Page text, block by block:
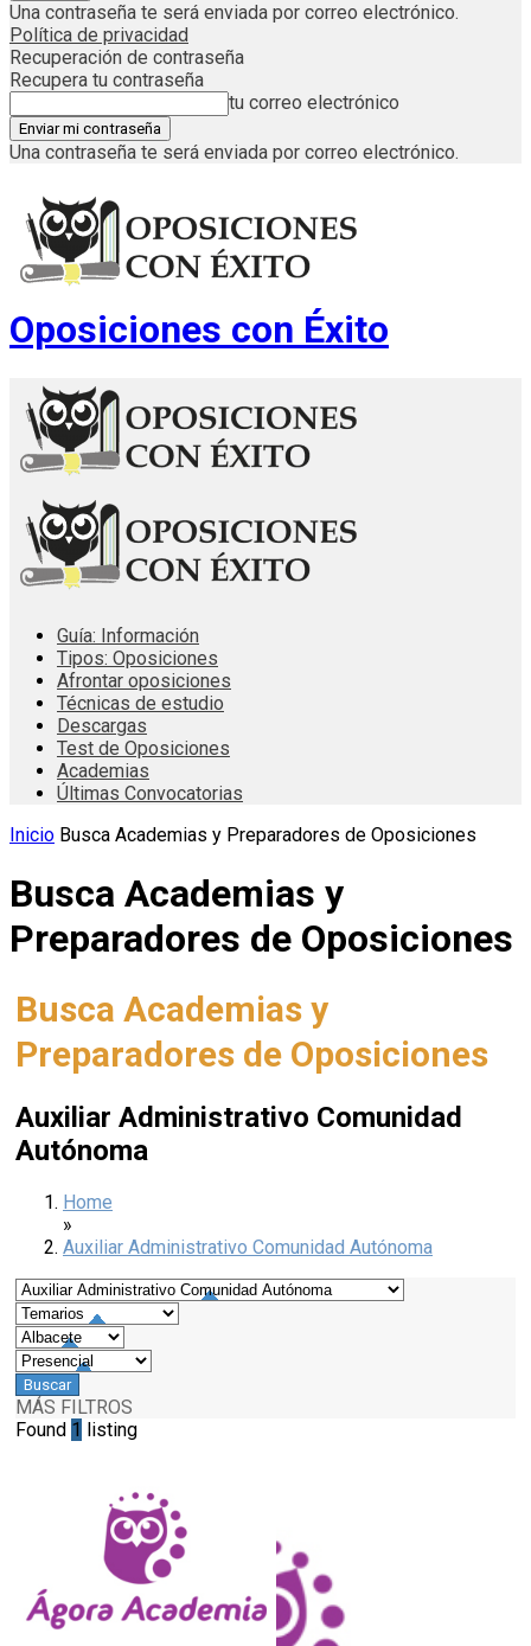
Una contraseña te será enviada por correo electrónico.
Política de privacidad
Recuperación de contraseña
Recupera tu contraseña
tu correo electrónico
Una contraseña te será enviada por correo electrónico.
Oposiciones con Éxito
Guía: Información
Tipos: Oposiciones
Afrontar oposiciones
Técnicas de estudio
Descargas
Test de Oposiciones
Academias
Últimas Convocatorias
Inicio Busca Academias y Preparadores de Oposiciones
Busca Academias y
Preparadores de Oposiciones
Busca Academias y
Preparadores de Oposiciones
Auxiliar Administrativo Comunidad
Autónoma
Home
»
Auxiliar Administrativo Comunidad Autónoma
MÁS FILTROS
Found 1 listing